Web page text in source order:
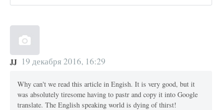
JJ 19 декабря 2016, 16:29
Why can't we read this article in Engish. It is very good, but it
was absolutely tiresome having to pastr and copy it into Google
translate. The English speaking world is dying of thirst!